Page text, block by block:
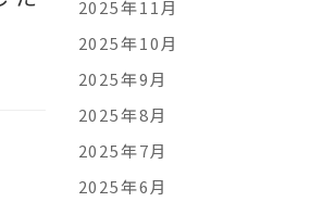
2025年11月
2025年10月
2025年9月
2025年8月
2025年7月
2025年6月